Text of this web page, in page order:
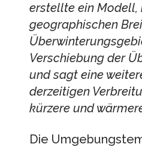
erstellte ein Modell,
geographischen
Verschiebung der
und sagt eine
derzeitigen
kürzere und
Die